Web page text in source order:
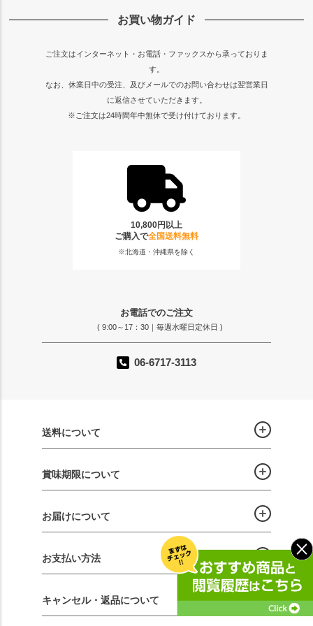
お買い物ガイド
ご注文はインターネット・お電話・ファックスから承っておりま
す。
なお、休業日中の受注、及びメールでのお問い合わせは翌営業日
に返信させていただきます。
※ご注文は24時間年中無休で受け付けております。
10,800円以上
ご購入で全国送料無料
※北海道・沖縄県を除く
お電話でのご注文
( 9:00～17：30｜毎週水曜日定休日 )
06-6717-3113
送料について
賞味期限について
お届けについて
お支払い方法
キャンセル・返品について